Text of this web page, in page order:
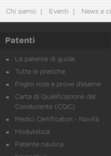
Chi siamo Eventi News e
Patenti
La patente di guida
Tutte le pratiche
Foglio rosa e prove d’esame
Carta di Qualificazione del
Conducente (CQC)
Medici Certificatori - Novità
Modulistica
Patente nautica